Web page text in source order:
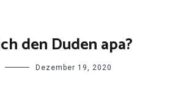
den Duden apa?
Dezember 19, 2020